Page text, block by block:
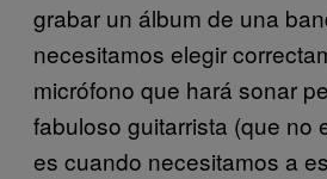
grabar un álbum de una
necesitamos elegir
micrófono que hará sonar
fabuloso guitarrista (que no
es cuando necesitamos a